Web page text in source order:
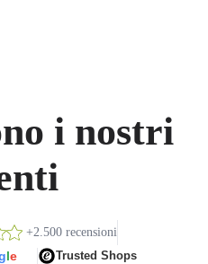
i nostri
+2.500 recensioni
le Trusted Shops